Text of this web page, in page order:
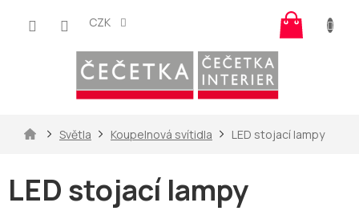
CZK
košík
DomůSvětla Koupelnová svítidla LED stojací lampy
LED stojací lampy